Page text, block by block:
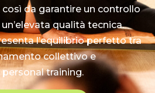
così da garantire un controllo
qualità tecnica.
l’equilibrio perfetto tra
collettivo e
training.